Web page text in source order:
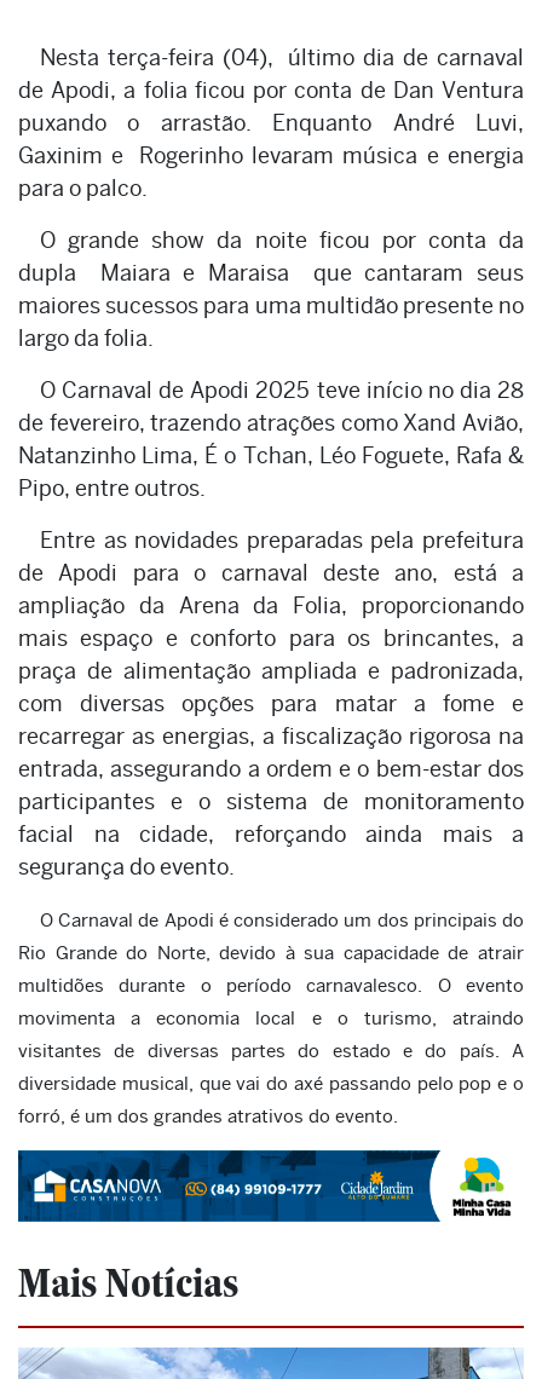
Nesta terça-feira (04), último dia de carnaval
de Apodi, a folia ficou por conta de Dan Ventura
puxando o arrastão. Enquanto André Luvi,
Gaxinim e Rogerinho levaram música e energia
para o palco.
O grande show da noite ficou por conta da
dupla Maiara e Maraisa que cantaram seus
maiores sucessos para uma multidão presente no
largo da folia.
O Carnaval de Apodi 2025 teve início no dia 28
de fevereiro, trazendo atrações como Xand Avião,
Natanzinho Lima, É o Tchan, Léo Foguete, Rafa &
Pipo, entre outros.
Entre as novidades preparadas pela prefeitura
de Apodi para o carnaval deste ano, está a
ampliação da Arena da Folia, proporcionando
mais espaço e conforto para os brincantes, a
praça de alimentação ampliada e padronizada,
com diversas opções para matar a fome e
recarregar as energias, a fiscalização rigorosa na
entrada, assegurando a ordem e o bem-estar dos
participantes e o sistema de monitoramento
facial na cidade, reforçando ainda mais a
segurança do evento.
O Carnaval de Apodi é considerado um dos principais do
Rio Grande do Norte, devido à sua capacidade de atrair
multidões durante o período carnavalesco. O evento
movimenta a economia local e o turismo, atraindo
visitantes de diversas partes do estado e do país. A
diversidade musical, que vai do axé passando pelo pop e o
forró, é um dos grandes atrativos do evento.
Mais Notícias